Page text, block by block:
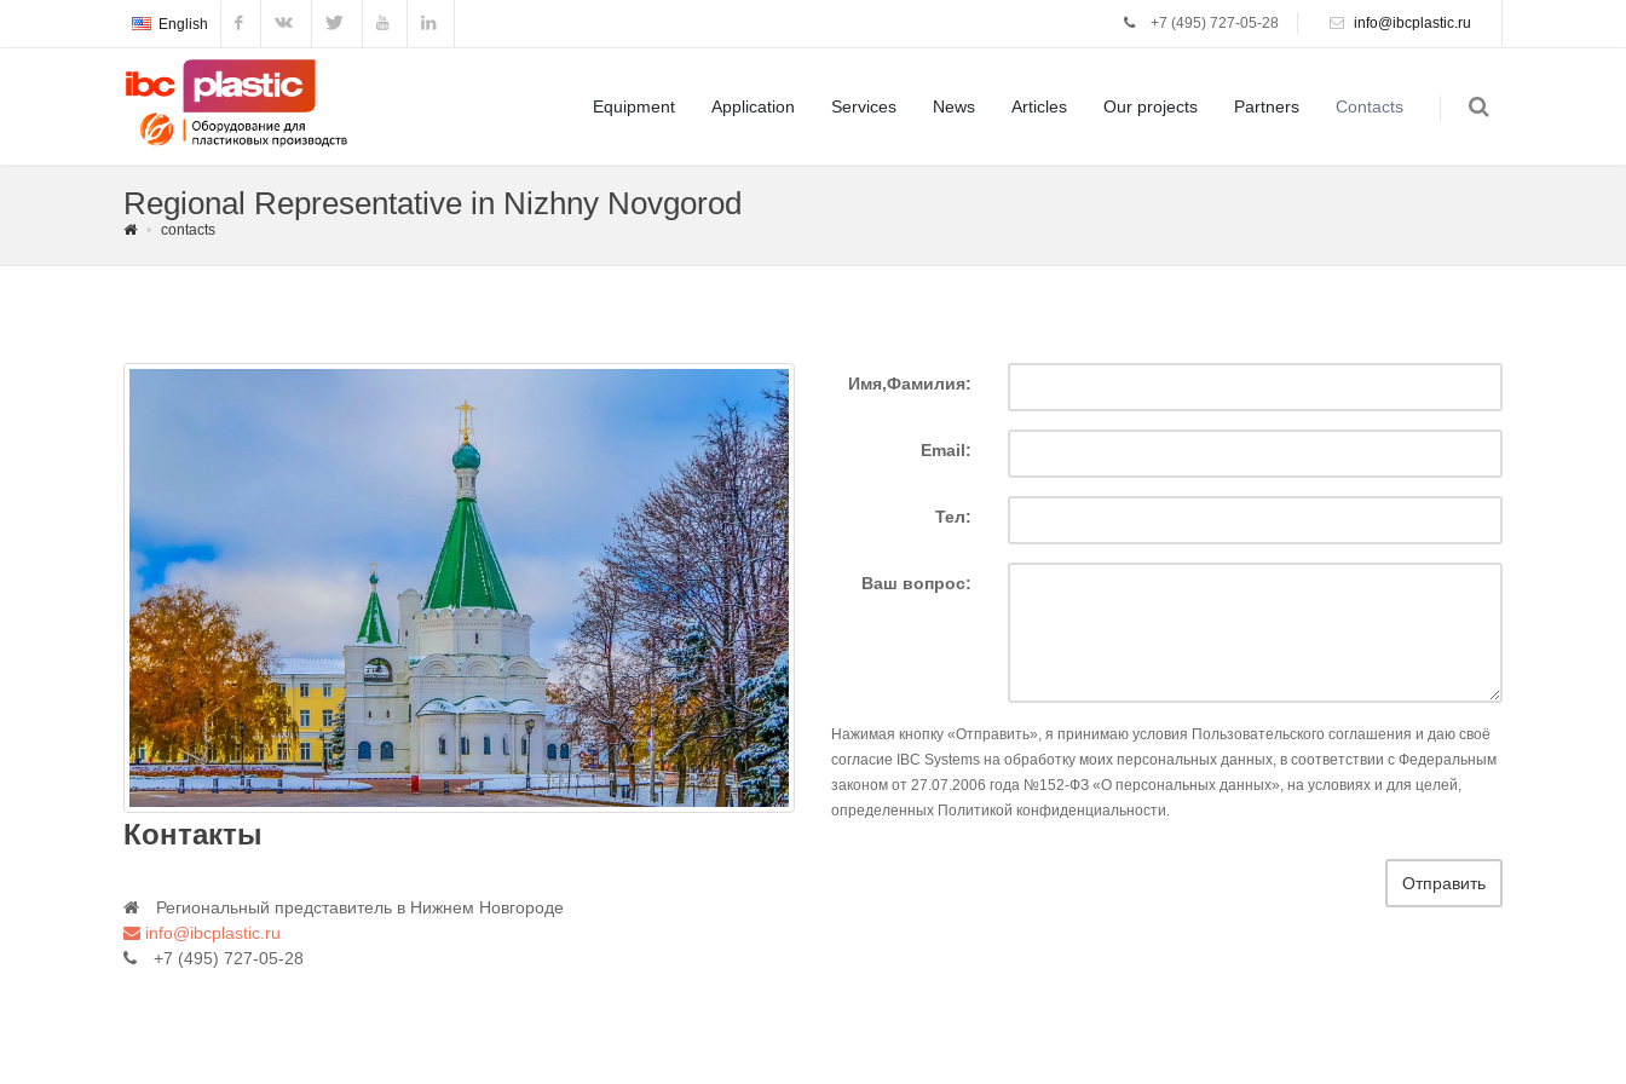
+7 (495) 727-05-28 info@ibcplastic.ru
English
Equipment Application Services News Articles Our projects Partners Contacts
Regional Representative in Nizhny Novgorod
contacts
Контакты
Региональный представитель в Нижнем Новгороде
info@ibcplastic.ru
+7 (495) 727-05-28
Имя,Фамилия:
Email:
Тел:
Ваш вопрос:
Нажимая кнопку «Отправить», я принимаю условия Пользовательского соглашения и даю своё
согласие IBC Systems на обработку моих персональных данных, в соответствии с Федеральным
законом от 27.07.2006 года №152-ФЗ «О персональных данных», на условиях и для целей,
определенных Политикой конфиденциальности.
Отправить